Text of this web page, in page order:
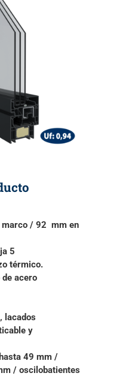
marco / 92 mm en
5
térmico.
acero
lacados
y
49 mm /
/ oscilobatientes